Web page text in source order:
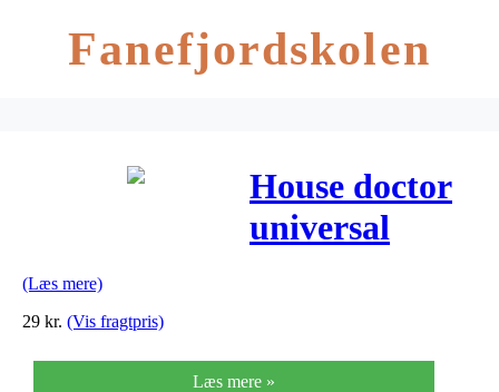
Fanefjordskolen
House doctor
universal
(Læs mere)
29 kr. (Vis fragtpris)
Læs mere »